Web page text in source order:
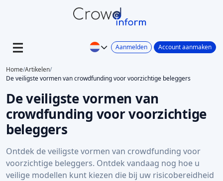
Aanmelden Account aanmaken
Home/Artikelen/
De veiligste vormen van crowdfunding voor voorzichtige beleggers
De veiligste vormen van
crowdfunding voor voorzichtige
beleggers
Ontdek de veiligste vormen van crowdfunding voor
voorzichtige beleggers. Ontdek vandaag nog hoe u
veilige modellen kunt kiezen die bij uw risicobereidheid